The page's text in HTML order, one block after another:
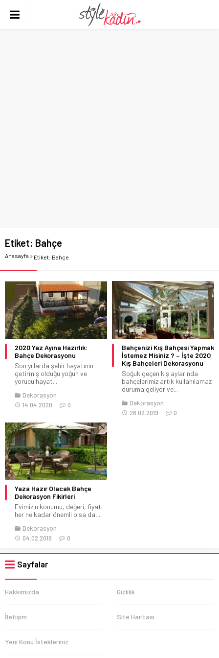
Etiket: Bahçe
Anasayfa » Etiket: Bahçe
2020 Yaz Ayına Hazırlık:
Bahçe Dekorasyonu
Son yıllarda şehir hayatının
getirmiş olduğu yoğun ve
yorucu hayat...
Dekorasyon
14.04.2020
0
Bahçenizi Kış Bahçesi Yapmak
İstemez Misiniz ? – İşte 2020
Kış Bahçeleri Dekorasyonu
Soğuk geçen kış aylarında
bahçelerimiz artık kullanılamaz
duruma geliyor ve...
Dekorasyon
26.02.2019
0
Yaza Hazır Olacak Bahçe
Dekorasyon Fikirleri
Evimizin konumu, değeri, fiyatı
her ne kadar önemli olsa da,...
Dekorasyon
04.02.2019
0
Sayfalar
Hakkımızda Gizlilik
İletişim Site Haritası
Yeni Konu İstekleriniz